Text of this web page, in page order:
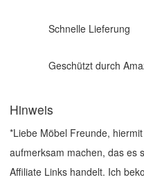
Schnelle Lieferung
Geschützt durch
Hinweis
*Liebe Möbel Freunde,
aufmerksam machen, das es
Affiliate Links handelt. Ich